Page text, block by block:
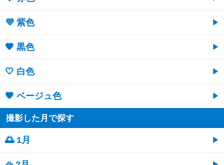
💜 紫色
🖤 黒色
🤍 白色
🤎 ベージュ色
撮影した月で探す
🌅 1月